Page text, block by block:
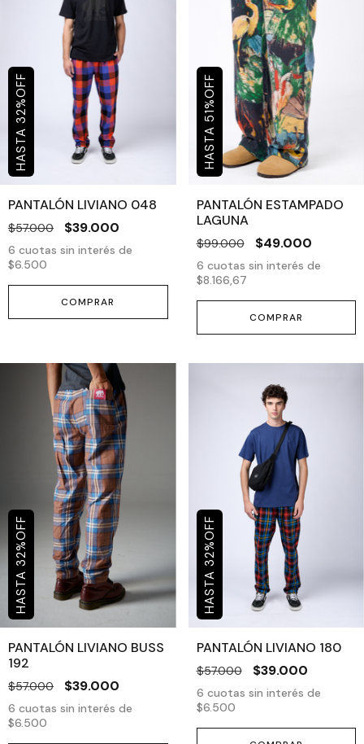
32
%
OFF
PANTALÓN LIVIANO 048
$57.000 $39.000
6 cuotas sin interés de
$6.500
COMPRAR
51
%
OFF
PANTALÓN ESTAMPADO
LAGUNA
$99.000 $49.000
6 cuotas sin interés de
$8.166,67
COMPRAR
32
%
OFF
PANTALÓN LIVIANO BUSS
192
$57.000 $39.000
6 cuotas sin interés de
$6.500
32
%
OFF
PANTALÓN LIVIANO 180
$57.000 $39.000
6 cuotas sin interés de
$6.500